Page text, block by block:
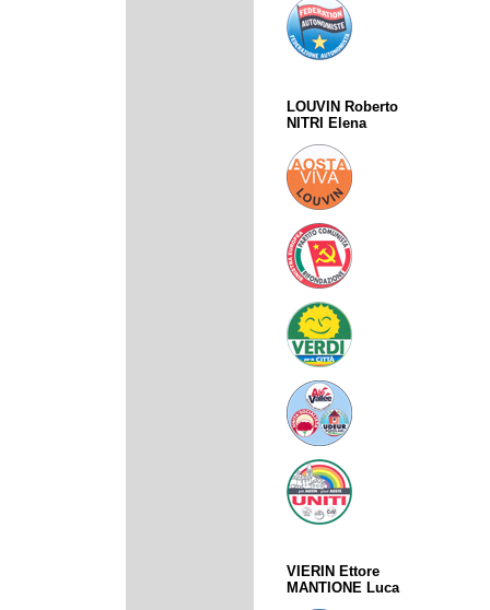
LOUVIN Roberto
NITRI Elena
VIERIN Ettore
MANTIONE Luca